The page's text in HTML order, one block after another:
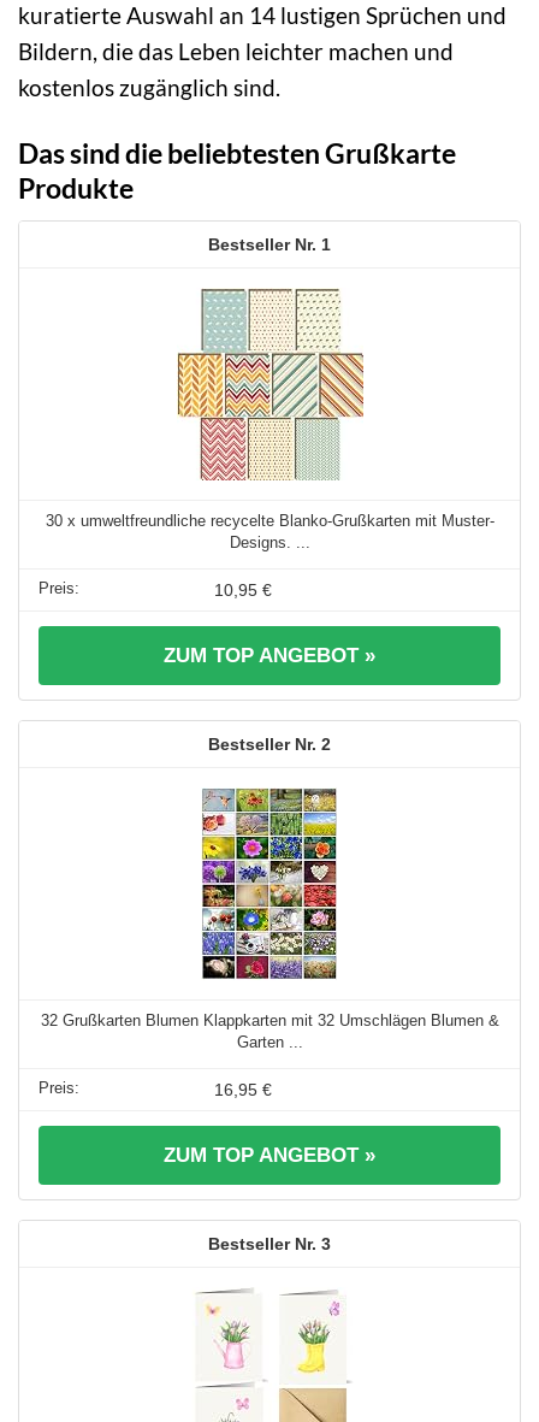
kuratierte Auswahl an 14 lustigen Sprüchen und
Bildern, die das Leben leichter machen und
kostenlos zugänglich sind.
Das sind die beliebtesten Grußkarte
Produkte
1
30 x umweltfreundliche recycelte Blanko-Grußkarten mit Muster-
Designs. ...
10,95 €
ZUM TOP ANGEBOT »
2
32 Grußkarten Blumen Klappkarten mit 32 Umschlägen Blumen &
Garten ...
16,95 €
ZUM TOP ANGEBOT »
3